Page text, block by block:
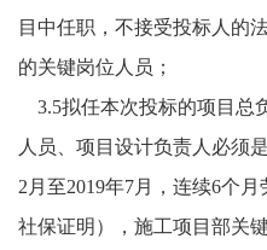
目中任职，不接受投标人的
的关键岗位人员；
3.5拟任本次投标的项目总
人员、项目设计负责人必须
2 月至2019年7月，连续6个月
社保证明），施工项目部关